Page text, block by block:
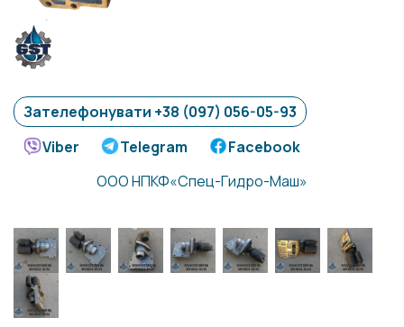
Зателефонувати +38 (097) 056-05-93
Viber
Telegram
Facebook
ООО НПКФ«Спец-Гидро-Маш»